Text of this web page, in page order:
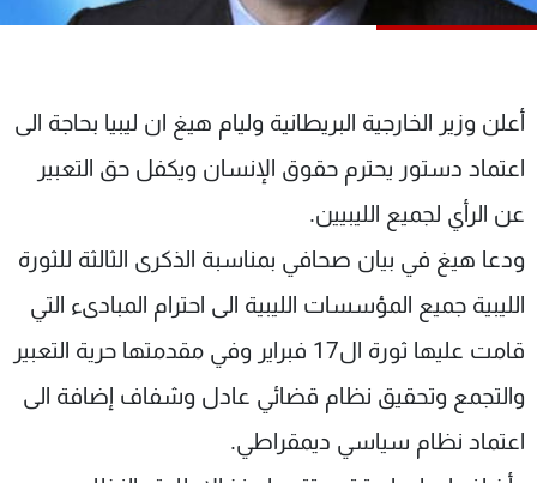
أعلن وزير الخارجية البريطانية وليام هيغ ان ليبيا بحاجة الى
اعتماد دستور يحترم حقوق الإنسان ويكفل حق التعبير
عن الرأي لجميع الليبيين.
ودعا هيغ في بيان صحافي بمناسبة الذكرى الثالثة للثورة
الليبية جميع المؤسسات الليبية الى احترام المبادىء التي
قامت عليها ثورة ال17 فبراير وفي مقدمتها حرية التعبير
والتجمع وتحقيق نظام قضائي عادل وشفاف إضافة الى
اعتماد نظام سياسي ديمقراطي.
شاهد البرامج
عن MTV
الإنـتـاج
وظائف
تواصل معنا
شروط الإسـتخدام